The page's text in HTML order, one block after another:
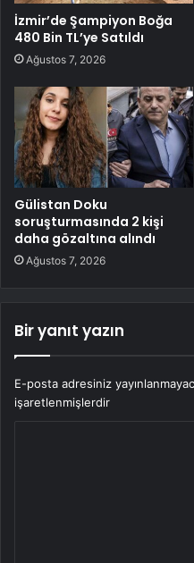
İzmir’de Şampiyon Boğa
480 Bin TL’ye Satıldı
Ağustos 7, 2026
Gülistan Doku
soruşturmasında 2 kişi
daha gözaltına alındı
Ağustos 7, 2026
Bir yanıt yazın
E-posta adresiniz
işaretlenmişlerdir